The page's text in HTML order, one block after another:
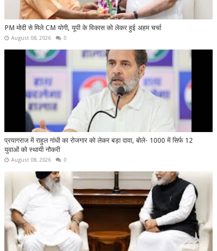
PM मोदी से मिले CM योगी, यूपी के विकास को लेकर हुई अहम चर्चा
August 08, 2026 0
प्रयागराज में राहुल गांधी का रोजगार को लेकर बड़ा दावा, बोले- 1000 में सिर्फ 12
युवाओं को स्थायी नौकरी
August 08, 2026 0